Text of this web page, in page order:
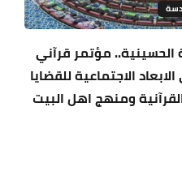
الحسينية.. مؤتمر قرآني
الاجتماعية للقضايا
ومنهج اهل البيت